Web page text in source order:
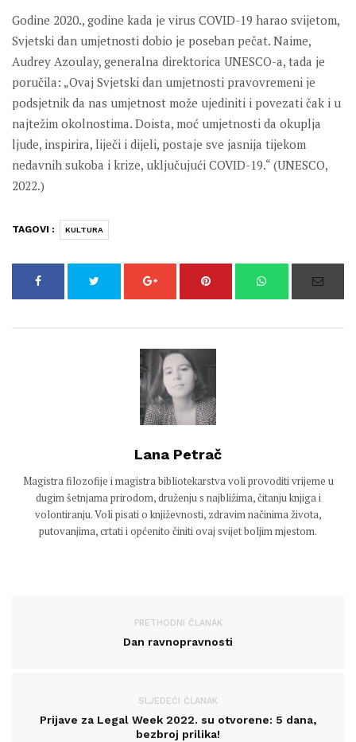
Godine 2020., godine kada je virus COVID-19 harao svijetom,
Svjetski dan umjetnosti dobio je poseban pečat. Naime,
Audrey Azoulay, generalna direktorica UNESCO-a, tada je
poručila: „Ovaj Svjetski dan umjetnosti pravovremeni je
podsjetnik da nas umjetnost može ujediniti i povezati čak i u
najtežim okolnostima. Doista, moć umjetnosti da okuplja
ljude, inspirira, liječi i dijeli, postaje sve jasnija tijekom
nedavnih sukoba i krize, uključujući COVID-19.“ (UNESCO,
2022.)
TAGOVI : KULTURA
Lana Petrač
Magistra filozofije i magistra bibliotekarstva voli provoditi vrijeme u
dugim šetnjama prirodom, druženju s najbližima, čitanju knjiga i
volontiranju. Voli pisati o književnosti, zdravim načinima života,
putovanjima, crtati i općenito činiti ovaj svijet boljim mjestom.
PRETHODNI ČLANAK
Dan ravnopravnosti
SLJEDEĆI ČLANAK
Prijave za Legal Week 2022. su otvorene: 5 dana,
bezbroj prilika!